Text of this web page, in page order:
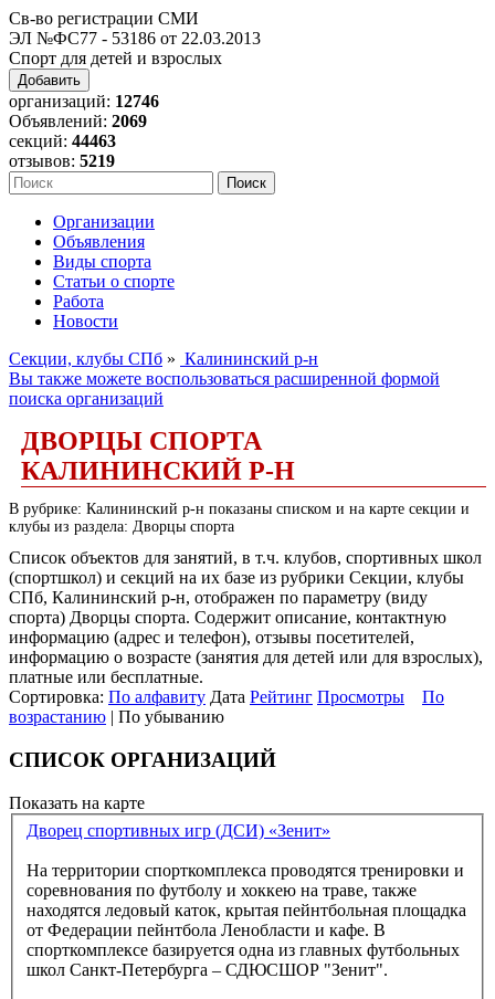
Св-во регистрации СМИ
ЭЛ №ФС77 - 53186 от 22.03.2013
Спорт для детей и взрослых
Добавить
организаций: 12746
Объявлений: 2069
секций: 44463
отзывов: 5219
Организации
Объявления
Виды спорта
Статьи о спорте
Работа
Новости
Секции, клубы СПб » Калининский р-н
Вы также можете воспользоваться расширенной формой
поиска организаций
ДВОРЦЫ СПОРТА
КАЛИНИНСКИЙ Р-Н
В рубрике: Калининский р-н показаны списком и на карте секции и
клубы из раздела: Дворцы спорта
Список объектов для занятий, в т.ч. клубов, спортивных школ
(спортшкол) и секций на их базе из рубрики Секции, клубы
СПб, Калининский р-н, отображен по параметру (виду
спорта) Дворцы спорта. Содержит описание, контактную
информацию (адрес и телефон), отзывы посетителей,
информацию о возрасте (занятия для детей или для взрослых),
платные или бесплатные.
Сортировка: По алфавиту Дата Рейтинг Просмотры
По
возрастанию | По убыванию
СПИСОК ОРГАНИЗАЦИЙ
Показать на карте
Дворец спортивных игр (ДСИ) «Зенит»
На территории спорткомплекса проводятся тренировки и
соревнования по футболу и хоккею на траве, также
находятся ледовый каток, крытая пейнтбольная площадка
от Федерации пейнтбола Ленобласти и кафе. В
спорткомплексе базируется одна из главных футбольных
школ Санкт-Петербурга – СДЮСШОР "Зенит".